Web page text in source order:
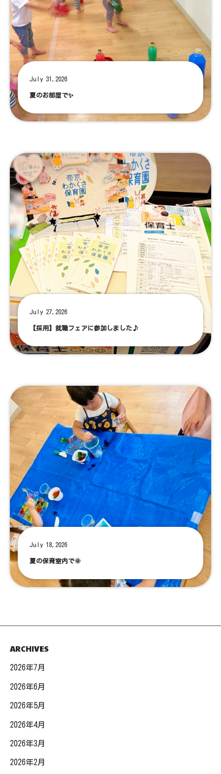
July 31,2026
夏のお部屋で✨
July 27,2026
【採用】就職フェアに参加しました♪
July 18,2026
夏の保育室内で🌞
ARCHIVES
2026年7月
2026年6月
2026年5月
2026年4月
2026年3月
2026年2月